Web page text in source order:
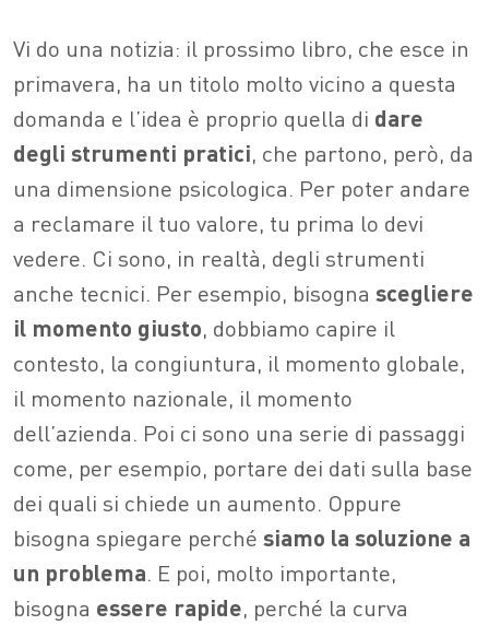
Vi do una notizia: il prossimo libro, che esce in
primavera, ha un titolo molto vicino a questa
domanda e l’idea è proprio quella di dare
degli strumenti pratici, che partono, però, da
una dimensione psicologica. Per poter andare
a reclamare il tuo valore, tu prima lo devi
vedere. Ci sono, in realtà, degli strumenti
anche tecnici. Per esempio, bisogna scegliere
il momento giusto, dobbiamo capire il
contesto, la congiuntura, il momento globale,
il momento nazionale, il momento
dell’azienda. Poi ci sono una serie di passaggi
come, per esempio, portare dei dati sulla base
dei quali si chiede un aumento. Oppure
bisogna spiegare perché siamo la soluzione a
un problema. E poi, molto importante,
bisogna essere rapide, perché la curva